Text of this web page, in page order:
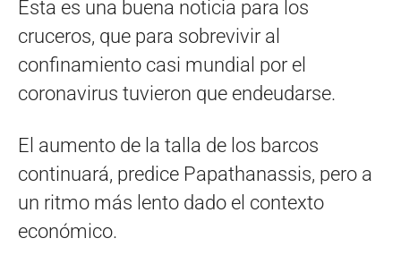
Esta es una buena noticia para los
cruceros, que para sobrevivir al
confinamiento casi mundial por el
coronavirus tuvieron que endeudarse.
El aumento de la talla de los barcos
continuará, predice Papathanassis, pero a
un ritmo más lento dado el contexto
económico.